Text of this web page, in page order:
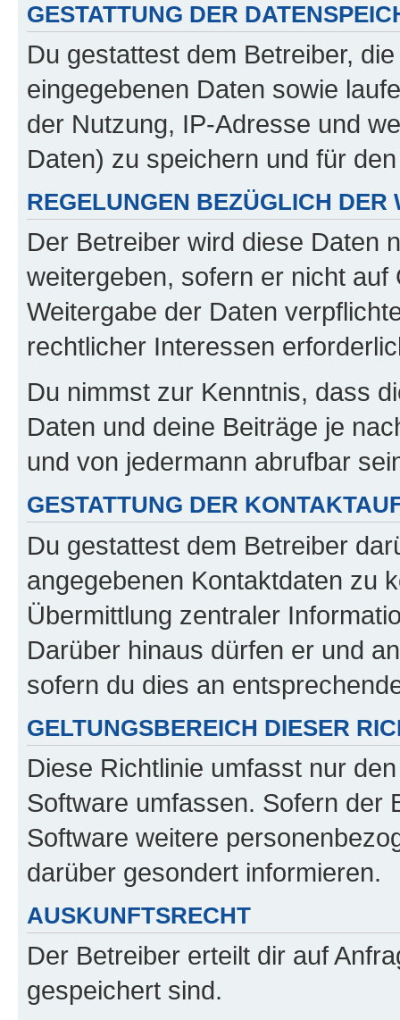
GESTATTUNG DER
Du gestattest dem Betreiber,
eingegebenen Daten sowie
der Nutzung, IP-Adresse und
Daten) zu speichern und für
REGELUNGEN BEZÜGLICH DER
Der Betreiber wird diese Daten
weitergeben, sofern er nicht
Weitergabe der Daten
rechtlicher Interessen
Du nimmst zur Kenntnis, dass
Daten und deine Beiträge je
und von jedermann abrufbar
GESTATTUNG DER
Du gestattest dem Betreiber
angegebenen Kontaktdaten zu
Übermittlung zentraler
Darüber hinaus dürfen er und
sofern du dies an
GELTUNGSBEREICH DIESER
Diese Richtlinie umfasst nur
Software umfassen. Sofern der
Software weitere
darüber gesondert informieren.
AUSKUNFTSRECHT
Der Betreiber erteilt dir auf
gespeichert sind.